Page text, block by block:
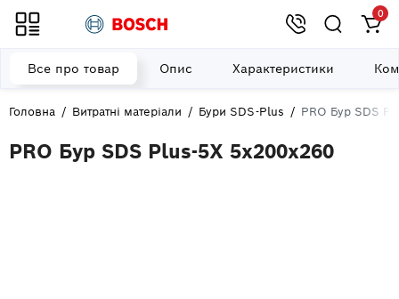
0
Головна Витратні матеріали Бури SDS-Plus PRO Бур SDS
PRO Бур SDS Plus-5X 5x200x260
Все про товар Опис Характеристики